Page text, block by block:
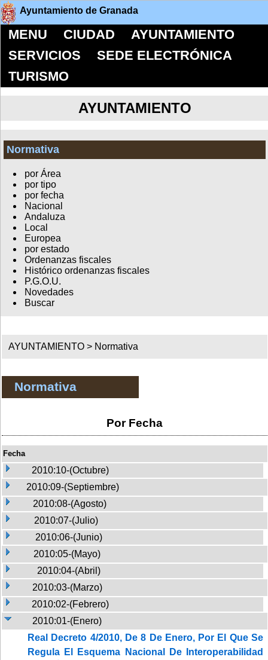
Ayuntamiento de Granada
MENU CIUDAD
AYUNTAMIENTO
SERVICIOS
SEDE ELECTRÓNICA
TURISMO
AYUNTAMIENTO
Normativa
por Área
por tipo
por fecha
Nacional
Andaluza
Local
Europea
por estado
Ordenanzas fiscales
Histórico ordenanzas fiscales
P.G.O.U.
Novedades
Buscar
AYUNTAMIENTO > Normativa
Normativa
Por Fecha
Fecha
2010:10-(Octubre)
2010:09-(Septiembre)
2010:08-(Agosto)
2010:07-(Julio)
2010:06-(Junio)
2010:05-(Mayo)
2010:04-(Abril)
2010:03-(Marzo)
2010:02-(Febrero)
2010:01-(Enero)
Real Decreto 4/2010, De 8 De Enero, Por El Que Se
Regula El Esquema Nacional De Interoperabilidad